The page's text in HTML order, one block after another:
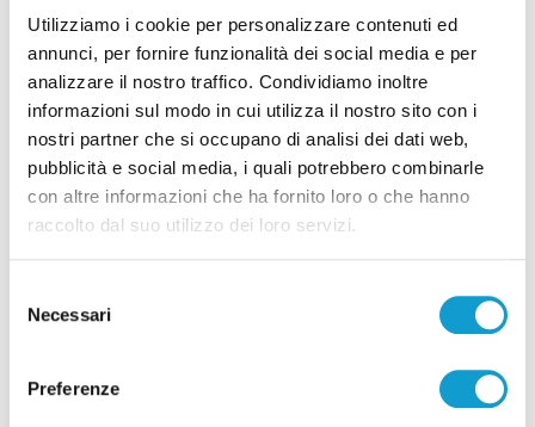
Utilizziamo i cookie per personalizzare contenuti ed
annunci, per fornire funzionalità dei social media e per
analizzare il nostro traffico. Condividiamo inoltre
informazioni sul modo in cui utilizza il nostro sito con i
nostri partner che si occupano di analisi dei dati web,
pubblicità e social media, i quali potrebbero combinarle
con altre informazioni che ha fornito loro o che hanno
raccolto dal suo utilizzo dei loro servizi.
delNecessari
Preferenze
per il derby tra Pescara e Samb: decide il
Comitato sicurezza
di Pierluigi Dorotei